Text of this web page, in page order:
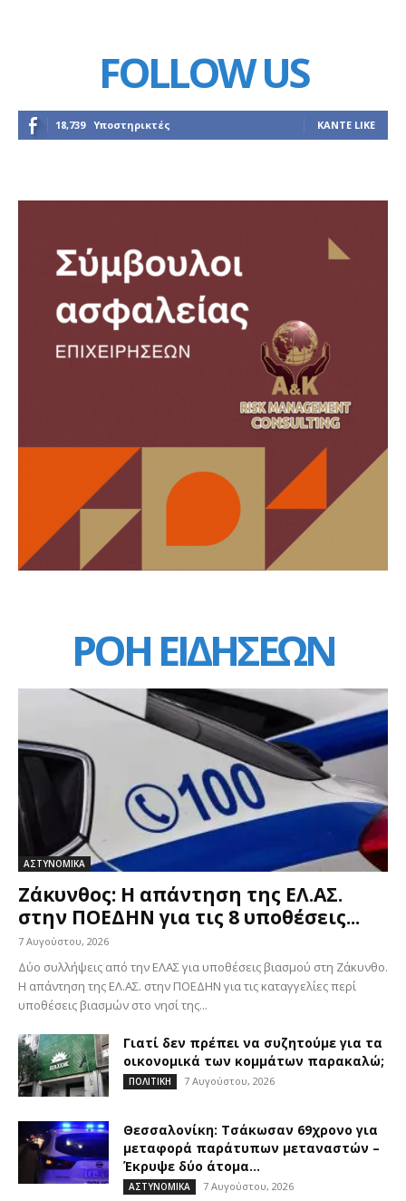
FOLLOW US
18,739 Υποστηρικτές ΚΆΝΤΕ LIKE
ΡΟΗ ΕΙΔΗΣΕΩΝ
ΑΣΤΥΝΟΜΙΚΑ
Ζάκυνθος: Η απάντηση της ΕΛ.ΑΣ.
στην ΠΟΕΔΗΝ για τις 8 υποθέσεις...
7 Αυγούστου, 2026
Δύο συλλήψεις από την ΕΛΑΣ για υποθέσεις βιασμού στη Ζάκυνθο.
Η απάντηση της ΕΛ.ΑΣ. στην ΠΟΕΔΗΝ για τις καταγγελίες περί
υποθέσεις βιασμών στο νησί της...
Γιατί δεν πρέπει να συζητούμε για τα
οικονομικά των κομμάτων παρακαλώ;
ΠΟΛΙΤΙΚΗ 7 Αυγούστου, 2026
Θεσσαλονίκη: Τσάκωσαν 69χρονο για
μεταφορά παράτυπων μεταναστών –
Έκρυψε δύο άτομα...
ΑΣΤΥΝΟΜΙΚΑ 7 Αυγούστου, 2026